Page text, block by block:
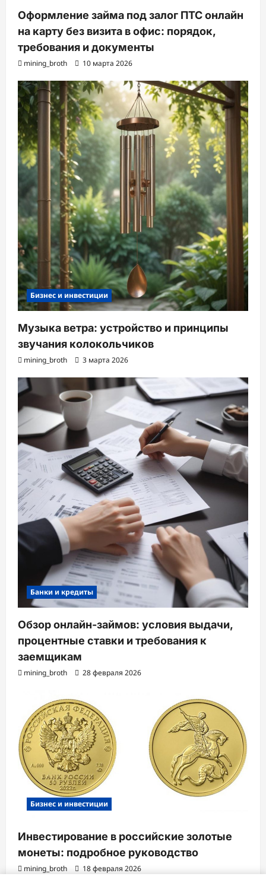
Оформление займа под залог ПТС онлайн
на карту без визита в офис: порядок,
требования и документы
mining_broth 10 марта 2026
Бизнес и инвестиции
Музыка ветра: устройство и принципы
звучания колокольчиков
mining_broth 3 марта 2026
Банки и кредиты
Обзор онлайн-займов: условия выдачи,
процентные ставки и требования к
заемщикам
mining_broth 28 февраля 2026
Бизнес и инвестиции
Инвестирование в российские золотые
монеты: подробное руководство
mining_broth 18 февраля 2026